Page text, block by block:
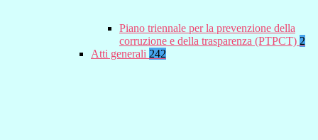
Piano triennale per la prevenzione della
corruzione e della trasparenza (PTPCT) 2
Atti generali 242